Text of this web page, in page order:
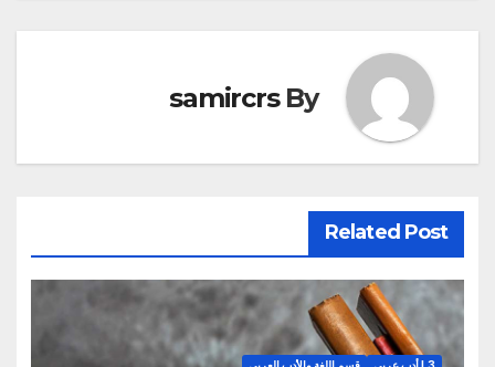
By
samircrs
Related Post
L3 أدب عربي قسم اللغة والأدب العربي